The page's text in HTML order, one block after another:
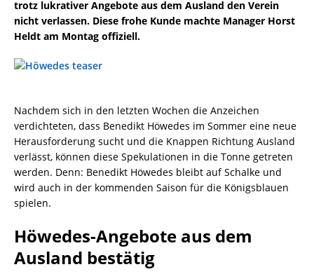
trotz lukrativer Angebote aus dem Ausland den Verein
nicht verlassen. Diese frohe Kunde machte Manager Horst
Heldt am Montag offiziell.
Nachdem sich in den letzten Wochen die Anzeichen
verdichteten, dass Benedikt Höwedes im Sommer eine neue
Herausforderung sucht und die Knappen Richtung Ausland
verlässt, können diese Spekulationen in die Tonne getreten
werden. Denn: Benedikt Höwedes bleibt auf Schalke und
wird auch in der kommenden Saison für die Königsblauen
spielen.
Höwedes-Angebote aus dem
Ausland bestätig